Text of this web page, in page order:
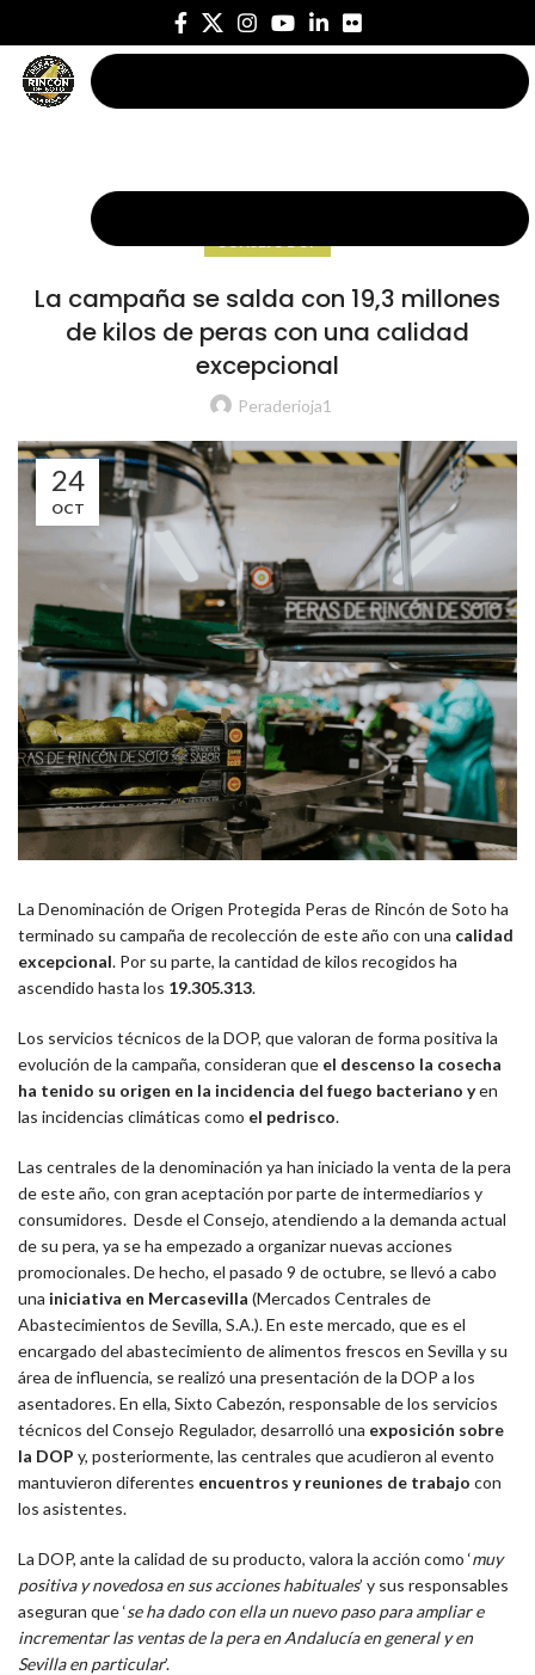
CONSEJO DOP
La campaña se salda con 19,3 millones
de kilos de peras con una calidad
excepcional
Peraderioja1
24
OCT
La Denominación de Origen Protegida Peras de Rincón de Soto ha
terminado su campaña de recolección de este año con una calidad
excepcional. Por su parte, la cantidad de kilos recogidos ha
ascendido hasta los 19.305.313.
Los servicios técnicos de la DOP, que valoran de forma positiva la
evolución de la campaña, consideran que el descenso la cosecha
ha tenido su origen en la incidencia del fuego bacteriano yen
las incidencias climáticas como el pedrisco.
Las centrales de la denominación ya han iniciado la venta de la pera
de este año, con gran aceptación por parte de intermediarios y
consumidores. Desde el Consejo, atendiendo a la demanda actual
de su pera, ya se ha empezado a organizar nuevas acciones
promocionales. De hecho, el pasado 9 de octubre, se llevó a cabo
una iniciativa en Mercasevilla (Mercados Centrales de
Abastecimientos de Sevilla, S.A.). En este mercado, que es el
encargado del abastecimiento de alimentos frescos en Sevilla y su
área de influencia, se realizó una presentación de la DOP a los
asentadores. En ella, Sixto Cabezón, responsable de los servicios
técnicos del Consejo Regulador, desarrolló una exposición sobre
la DOP y, posteriormente, las centrales que acudieron al evento
mantuvieron diferentes encuentros y reuniones de trabajo con
los asistentes.
La DOP, ante la calidad de su producto, valora la acción como ‘muy
positiva y novedosa en sus acciones habituales’ y sus responsables
aseguran que ‘se ha dado con ella un nuevo paso para ampliar e
incrementar las ventas de la pera en Andalucía en general y en
Sevilla en particular’.